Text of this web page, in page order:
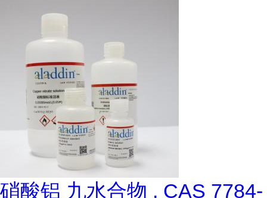
硝酸铝 九水合物 , CAS 7784-